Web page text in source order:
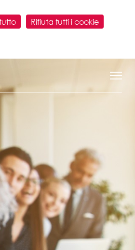
Rifiuta tutti i cookie